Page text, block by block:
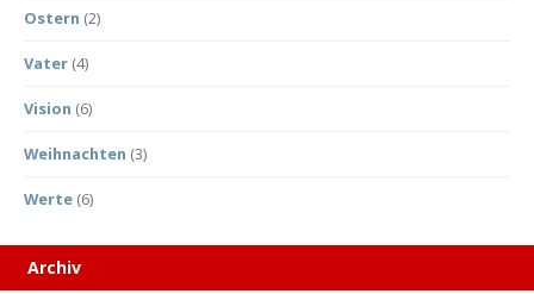
Ostern (2)
Vater (4)
Vision (6)
Weihnachten (3)
Werte (6)
Archiv